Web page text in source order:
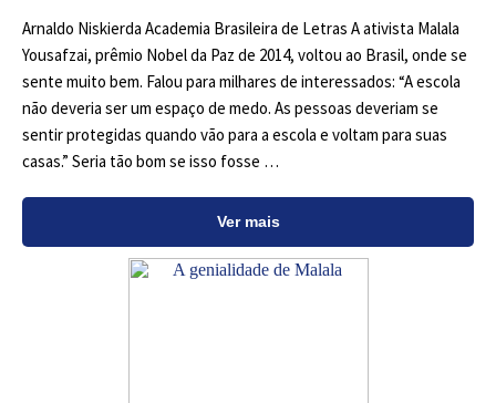
Arnaldo Niskierda Academia Brasileira de Letras A ativista Malala
Yousafzai, prêmio Nobel da Paz de 2014, voltou ao Brasil, onde se
sente muito bem. Falou para milhares de interessados: “A escola
não deveria ser um espaço de medo. As pessoas deveriam se
sentir protegidas quando vão para a escola e voltam para suas
casas.” Seria tão bom se isso fosse …
Ver mais